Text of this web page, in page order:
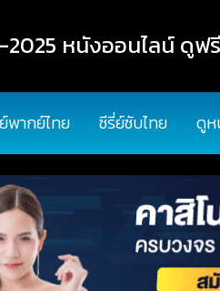
2025 หนังออนไลน์ ดูฟ
พากย์ไทย ซีรี่ย์ซับไทย ดูห